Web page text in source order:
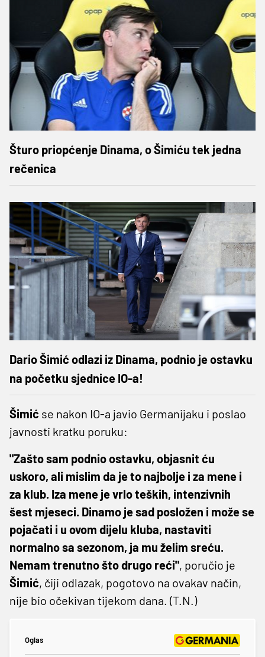
Šturo priopćenje Dinama, o Šimiću tek jedna
rečenica
Dario Šimić odlazi iz Dinama, podnio je ostavku
na početku sjednice IO-a!
Šimić se nakon IO-a javio Germanijaku i poslao
javnosti kratku poruku:
"Zašto sam podnio ostavku, objasnit ću
uskoro, ali mislim da je to najbolje i za mene i
za klub. Iza mene je vrlo teških, intenzivnih
šest mjeseci. Dinamo je sad posložen i može se
pojačati i u ovom dijelu kluba, nastaviti
normalno sa sezonom, ja mu želim sreću.
Nemam trenutno što drugo reći", poručio je
Šimić, čiji odlazak, pogotovo na ovakav način,
nije bio očekivan tijekom dana. (T.N.)
Oglas